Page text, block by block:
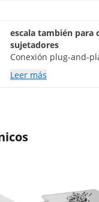
escala también para
sujetadores
Conexión plug-and-
Leer más